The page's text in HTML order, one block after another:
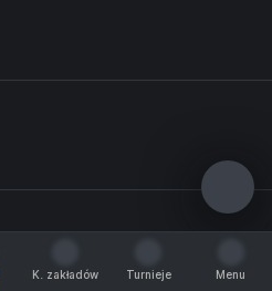
K. zakładów
Turnieje
Menu